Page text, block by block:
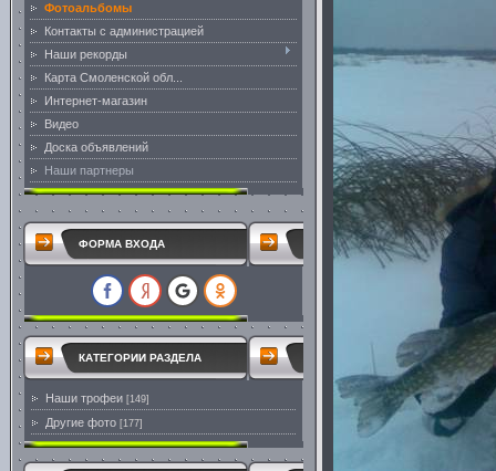
Фотоальбомы
Контакты с администрацией
Наши рекорды
Карта Смоленской обл...
Интернет-магазин
Видео
Доска объявлений
Наши партнеры
ФОРМА ВХОДА
КАТЕГОРИИ РАЗДЕЛА
Наши трофеи [149]
Другие фото [177]